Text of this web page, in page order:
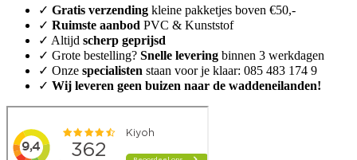
✓ Gratis verzending kleine pakketjes boven €50,-
✓ Ruimste aanbod PVC & Kunststof
✓ Altijd scherp geprijsd
✓ Grote bestelling? Snelle levering binnen 3 werkdagen
✓ Onze specialisten staan voor je klaar: 085 483 174 9
✓ Wij leveren geen buizen naar de waddeneilanden!